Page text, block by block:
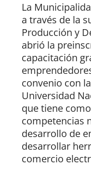
La
a través de la
Producción y
abrió la
capacitación
convenio con
Universidad
que tiene
competencias
desarrollo de
desarrollar
comercio